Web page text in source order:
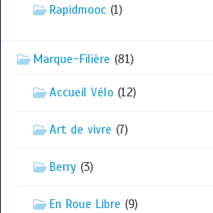
Rapidmooc (1)
Marque-Filière (81)
Accueil Vélo (12)
Art de vivre (7)
Berry (3)
En Roue Libre (9)